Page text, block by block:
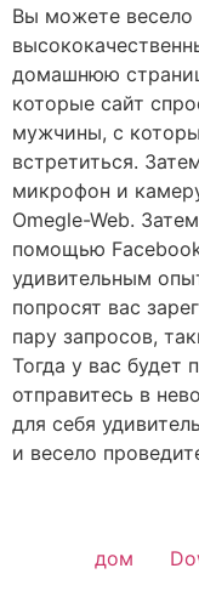
Вы можете весело
домашнюю
которые сайт
мужчины, с
встретиться.
микрофон и
Omegle-Web.
помощью
удивительным
попросят вас
пару запросов,
Тогда у вас будет
отправитесь в
для себя
и весело
дом